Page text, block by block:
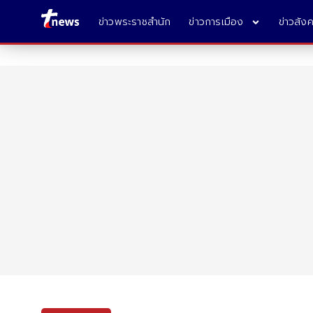
ข่าวพระราชสำนัก ข่าวการเมือง ข่าวสัง